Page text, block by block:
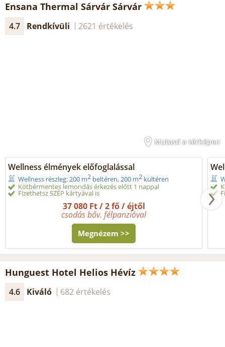
Ensana Thermal Sárvár Sárvár
4.7 Rendkívüli 2621 értékelés
Mutasd a térképen
Wellness élmények előfoglalással
Wellness részleg: 200 m2 beltéren, 200 m2 kültéren
Kötbérmentes lemondás érkezés előtt 1 nappal
Fizethetsz SZÉP kártyával is
37 080 Ft / 2 fő / éjtől
csodás bőv. félpanzióval
Megnézem >>
Hunguest Hotel Helios Hévíz
4.6 Kiváló 682 értékelés